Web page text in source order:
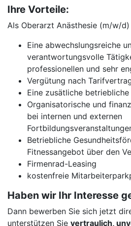
Ihre Vorteile:
Als Oberarzt Anästhesie (m/w/
Eine abwechslungsreiche
verantwortungsvolle
professionellen und sehr
Vergütung nach
Eine zusätliche
Organisatorische und
bei internen und externen
Betriebliche
Fitnessangebot über den
Firmenrad-Leasing
kostenfreie
Haben wir Ihr Interesse
Dann bewerben Sie sich jetzt
unterstützen Sie vertraulich,